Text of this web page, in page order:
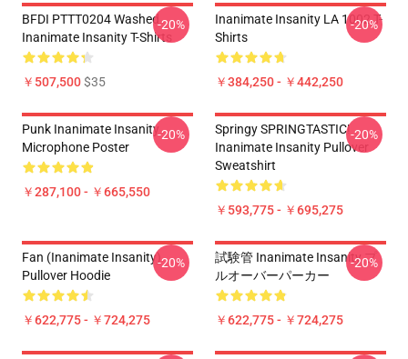
BFDI PTTT0204 Washed
Inanimate Insanity T-Shirts
￥507,500$35
-20%
Inanimate Insanity LA 1002 T-
Shirts
￥384,250 - ￥442,250
-20%
Punk Inanimate Insanity
Microphone Poster
￥287,100 - ￥665,550
-20%
Springy SPRINGTASTIC!
Inanimate Insanity Pullover
Sweatshirt
￥593,775 - ￥695,275
-20%
Fan (Inanimate Insanity)
Pullover Hoodie
￥622,775 - ￥724,275
-20%
試験管 Inanimate Insanity プ
ルオーバーパーカー
￥622,775 - ￥724,275
-20%